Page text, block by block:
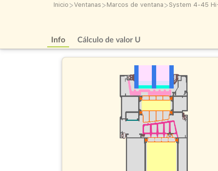
Inicio >Ventanas > Marcos de ventana > System 4-45
Info Cálculo de valor U